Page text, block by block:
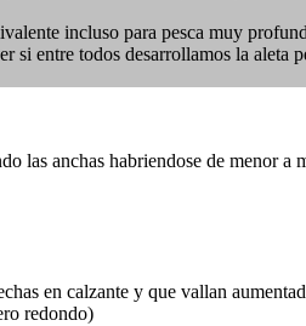
incluso para pesca muy
si entre todos desarrollamos la aleta
anchas habriendose de menor a
en calzante y que vallan
redondo)